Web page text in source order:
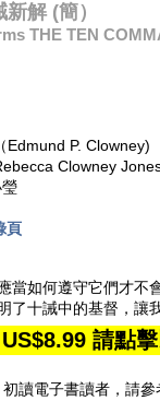
解 (簡）
THE TEN
Edmund P. Clowney)
Clowney
頁
當如何遵守它們才
了十誡中的基督，讓
請點
初讀電子書讀者，請參